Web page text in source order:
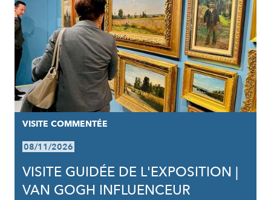
VISITE COMMENTÉE
08/11/2026
VISITE GUIDÉE DE L'EXPOSITION |
VAN GOGH INFLUENCEUR